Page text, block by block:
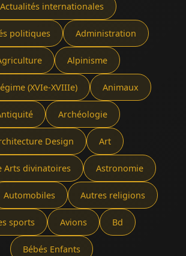
Actualités internationales
politiques Administration
Alpinisme
(XVIe-XVIIIe) Animaux
Archéologie
Design Art
Arts divinatoires Astronomie
Automobiles Autres religions
sports Avions Bd
Bébés Enfants